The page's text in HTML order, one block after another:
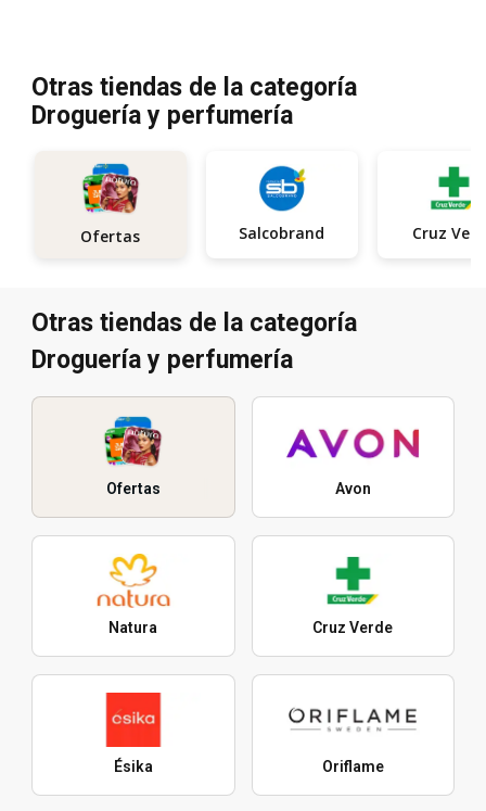
Otras tiendas de la categoría
Droguería y perfumería
Ofertas Salcobrand Cruz
Otras tiendas de la categoría
Droguería y perfumería
Ofertas Avon
Natura Cruz Verde
Ésika Oriflame